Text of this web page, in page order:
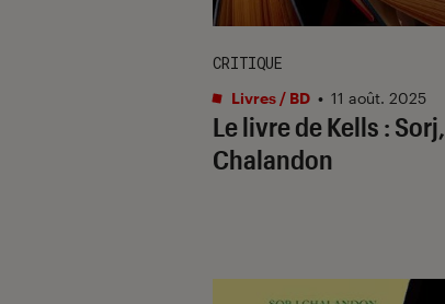
Le livre de Kells :
Chalandon
CRITIQUE
Livres / BD • 11 août. 2025